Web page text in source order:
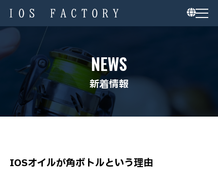
NEWS
新着情報
IOSオイルが角ボトルという理由